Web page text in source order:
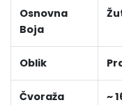
Osnovna
Boja
Oblik
Čvoraža
~